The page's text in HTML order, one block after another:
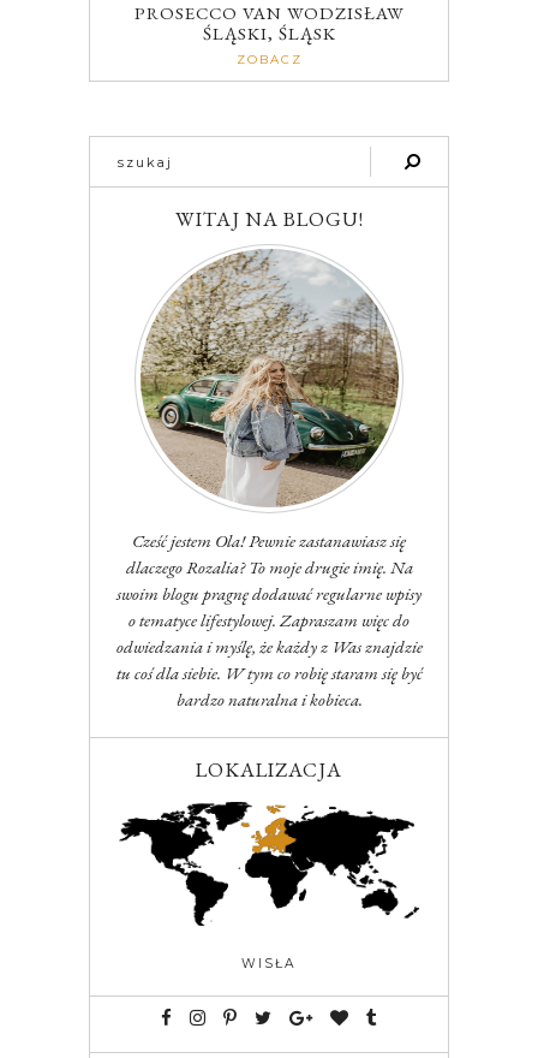
PROSECCO VAN WODZISŁAW
ŚLĄSKI, ŚLĄSK
ZOBACZ
WITAJ NA BLOGU!
Cześć jestem Ola! Pewnie zastanawiasz się
dlaczego Rozalia? To moje drugie imię. Na
swoim blogu pragnę dodawać regularne wpisy
o tematyce lifestylowej. Zapraszam więc do
odwiedzania i myślę, że każdy z Was znajdzie
tu coś dla siebie. W tym co robię staram się być
bardzo naturalna i kobieca.
LOKALIZACJA
WISŁA